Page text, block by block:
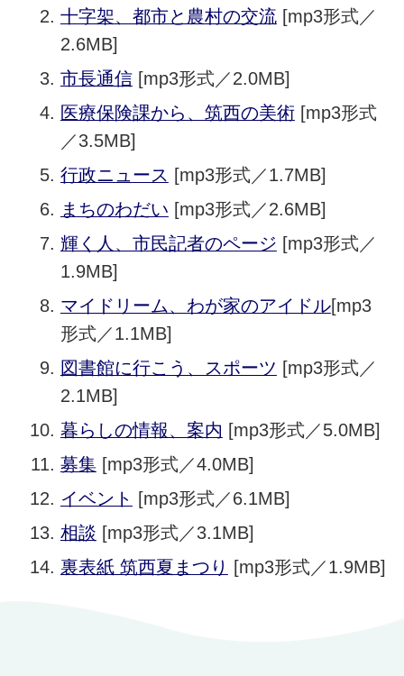
十字架、都市と農村の交流[mp3形式／
2.6MB]
市長通信[mp3形式／2.0MB]
医療保険課から、筑西の美術[mp3形式
／3.5MB]
行政ニュース [mp3形式／1.7MB]
まちのわだい [mp3形式／2.6MB]
輝く人、市民記者のページ [mp3形式／
1.9MB]
マイドリーム、わが家のアイドル[mp3
形式／1.1MB]
図書館に行こう、スポーツ [mp3形式／
2.1MB]
暮らしの情報、案内 [mp3形式／5.0MB]
募集 [mp3形式／4.0MB]
イベント
[mp3形式／6.1MB]
相談 [mp3形式／3.1MB]
裏表紙 筑西夏まつり
[mp3形式／1.9MB]